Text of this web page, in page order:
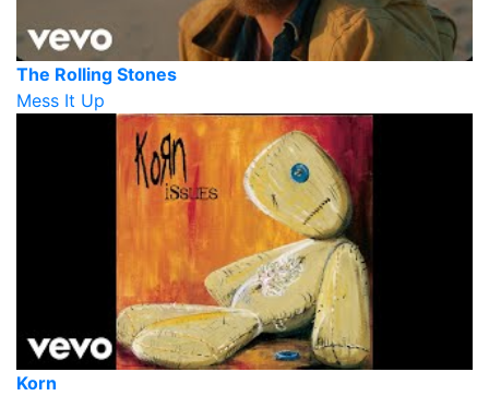
The Rolling Stones
Mess It Up
Korn